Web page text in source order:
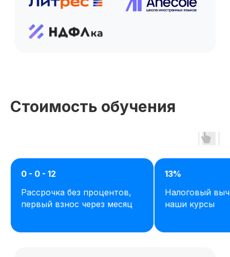
Стоимость обучения
0 - 0 - 12
Рассрочка без процентов,
первый взнос через месяц
13%
Налоговый
наши курсы